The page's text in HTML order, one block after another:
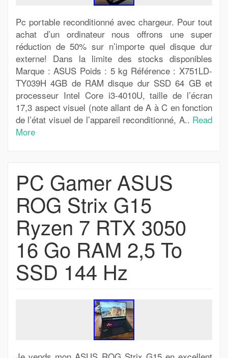
Pc portable reconditionné avec chargeur. Pour tout
achat d’un ordinateur nous offrons une super
réduction de 50% sur n’importe quel disque dur
externe! Dans la limite des stocks disponibles
Marque : ASUS Poids : 5 kg Référence : X751LD-
TY039H 4GB de RAM disque dur SSD 64 GB et
processeur Intel Core i3-4010U, taille de l’écran
17,3 aspect visuel (note allant de A à C en fonction
de l’état visuel de l’appareil reconditionné, A.. Read
More
PC Gamer ASUS
ROG Strix G15
Ryzen 7 RTX 3050
16 Go RAM 2,5 To
SSD 144 Hz